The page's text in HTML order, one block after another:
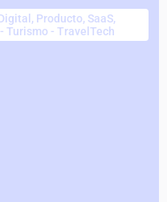
, Producto, SaaS,
Turismo - TravelTech